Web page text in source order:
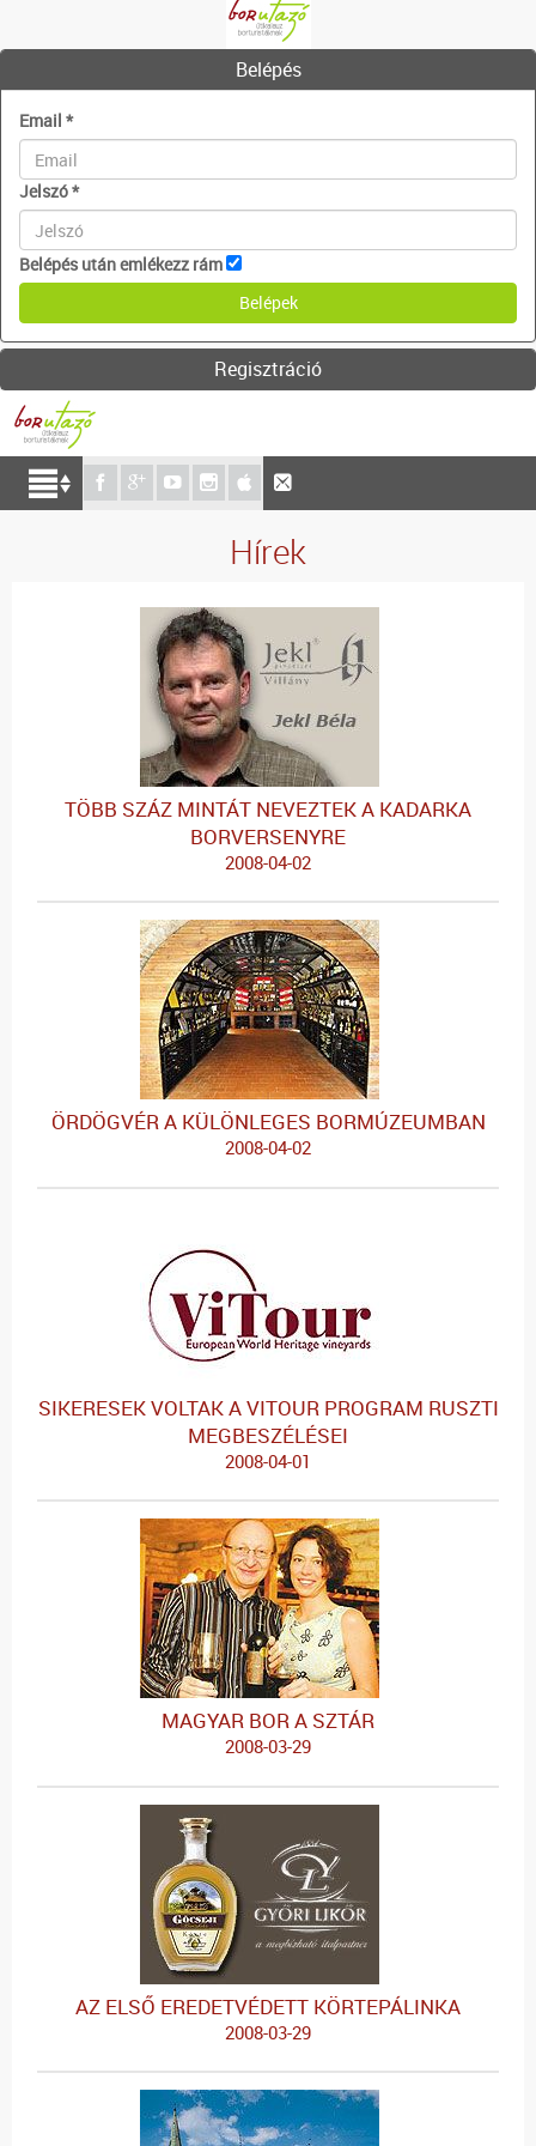
Belépés
Email *
Jelszó*
Belépés után emlékezz rám
Regisztráció
Hírek
TÖBB SZÁZ MINTÁT NEVEZTEK A KADARKA
BORVERSENYRE
2008-04-02
ÖRDÖGVÉR A KÜLÖNLEGES BORMÚZEUMBAN
2008-04-02
SIKERESEK VOLTAK A VITOUR PROGRAM RUSZTI
MEGBESZÉLÉSEI
2008-04-01
MAGYAR BOR A SZTÁR
2008-03-29
AZ ELSŐ EREDETVÉDETT KÖRTEPÁLINKA
2008-03-29